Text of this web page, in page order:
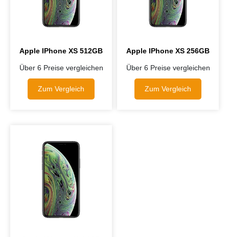
Apple IPhone XS 512GB
Über 6 Preise vergleichen
Zum Vergleich
Apple IPhone XS 256GB
Über 6 Preise vergleichen
Zum Vergleich